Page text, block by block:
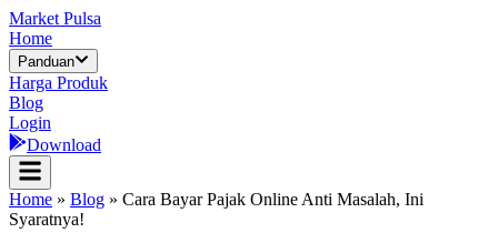
Market Pulsa
Home
Panduan
Harga Produk
Blog
Login
Download
Home » Blog » Cara Bayar Pajak Online Anti Masalah, Ini
Syaratnya!